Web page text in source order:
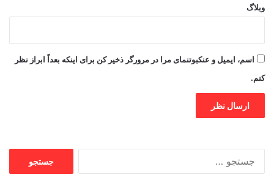
وبلاگ
اسم، ایمیل و عنکبوتنمای مرا در مرورگر ذخیر کن برای اینکه بعداً ابراز نظر
کنم.